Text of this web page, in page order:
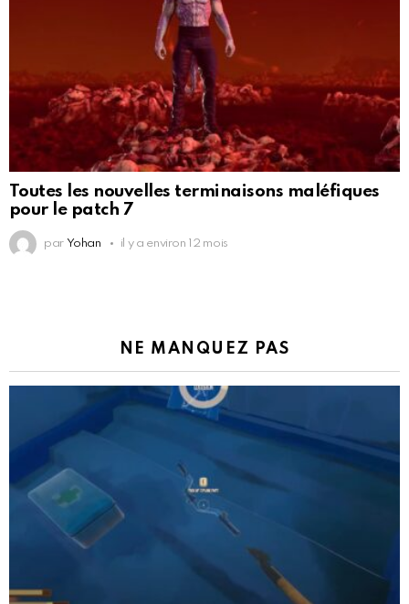
Toutes les nouvelles terminaisons maléfiques
pour le patch 7
par Yohan il y a environ 12 mois
NE MANQUEZ PAS